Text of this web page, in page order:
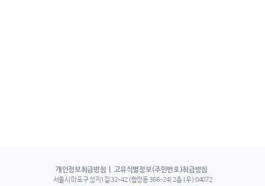
개인정보취급방침 고유식별정보(주민번호)취급방침
서울시 마포구 성지1길 32-42 (합정동 366-24) 2층 (우) 04072